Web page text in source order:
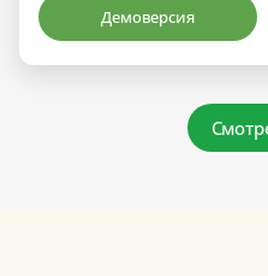
Демоверсия